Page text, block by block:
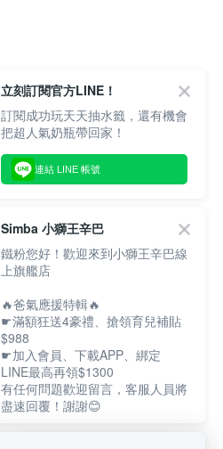
立刻訂閱官方LINE！
訂閱成功玩天天抽水籤，還有機會
把超人氣奶瓶帶回家！
連結 LINE 帳號
Simba 小獅王辛巴
鐵粉您好！歡迎來到小獅王辛巴線
上旗艦店
🔥爸氣應援特輯🔥
☛滿額狂送4豪禮、搶領育兒補貼
$988
☛加入會員、下載APP、綁定
LINE最高再領$1300
有任何問題歡迎留言，客服人員將
盡速回覆！謝謝😊